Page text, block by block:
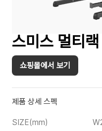
스미스 멀티랙
쇼핑몰에서 보기
제품 상세 스펙
SIZE(mm)